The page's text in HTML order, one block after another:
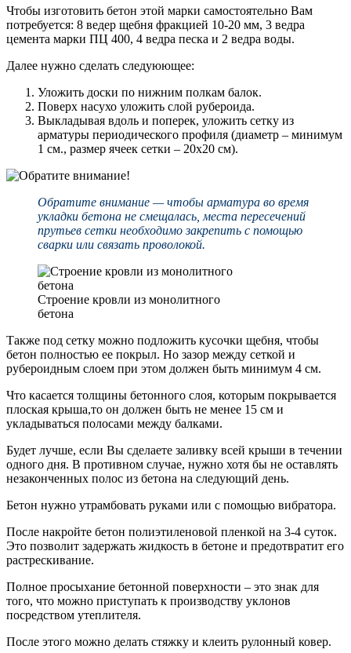
Чтобы изготовить бетон этой марки самостоятельно Вам
потребуется: 8 ведер щебня фракцией 10-20 мм, 3 ведра
цемента марки ПЦ 400, 4 ведра песка и 2 ведра воды.
Далее нужно сделать следуюющее:
Уложить доски по нижним полкам балок.
Поверх насухо уложить слой рубероида.
Выкладывая вдоль и поперек, уложить сетку из
арматуры периодического профиля (диаметр – минимум
1 см., размер ячеек сетки – 20х20 см).
Обратите внимание — чтобы арматура во время
укладки бетона не смещалась, места пересечений
прутьев сетки необходимо закрепить с помощью
сварки или связать проволокой.
Строение кровли из монолитного
бетона
Также под сетку можно подложить кусочки щебня, чтобы
бетон полностью ее покрыл. Но зазор между сеткой и
рубероидным слоем при этом должен быть минимум 4 см.
Что касается толщины бетонного слоя, которым покрывается
плоская крыша,то он должен быть не менее 15 см и
укладываться полосами между балками.
Будет лучше, если Вы сделаете заливку всей крыши в течении
одного дня. В противном случае, нужно хотя бы не оставлять
незаконченных полос из бетона на следующий день.
Бетон нужно утрамбовать руками или с помощью вибратора.
После накройте бетон полиэтиленовой пленкой на 3-4 суток.
Это позволит задержать жидкость в бетоне и предотвратит его
растрескивание.
Полное просыхание бетонной поверхности – это знак для
того, что можно приступать к производству уклонов
посредством утеплителя.
После этого можно делать стяжку и клеить рулонный ковер.